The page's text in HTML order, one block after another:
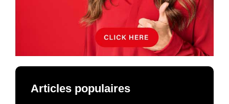
Articles populaires